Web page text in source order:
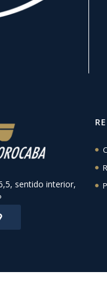
sentido interior,